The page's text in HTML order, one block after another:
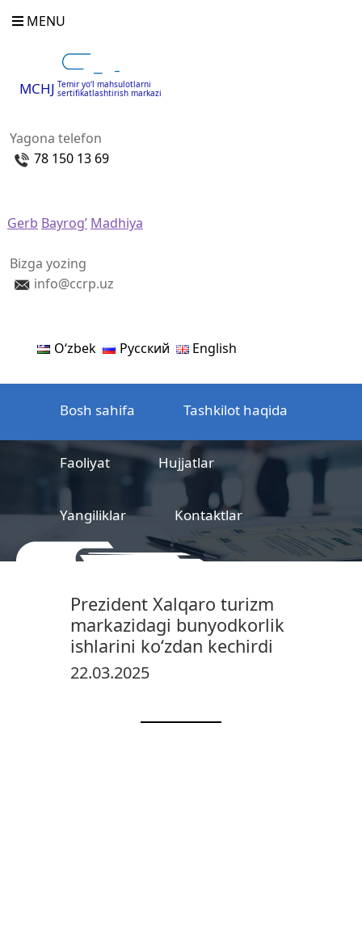
MENU
MCHJ Temir yo‘l mahsulotlarni
sertifikatlashtirish markazi
Yagona telefon
78 150 13 69
Gerb Bayrog’ Madhiya
Bizga yozing
info@ccrp.uz
Oʻzbek Русский English
Bosh sahifa Tashkilot haqida
Faoliyat Hujjatlar
Yangiliklar Kontaktlar
sertifikatlashtirish markazi
Prezident Xalqaro turizm
markazidagi bunyodkorlik
ishlarini ko‘zdan kechirdi
22.03.2025